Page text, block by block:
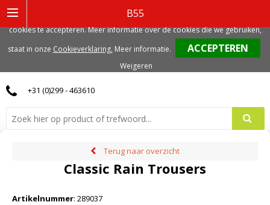
B55
0
+31 (0)299 - 463610
Terug naar overzicht
Classic Rain Trousers
Artikelnummer: 289037
gerelateerde cookies. Voor de beste gebruikerservaring, adviseren we deze
cookies te accepteren. Meer informatie over de cookies die we gebruiken,
staat in onze Cookieverklaring. Meer informatie.
Weigeren